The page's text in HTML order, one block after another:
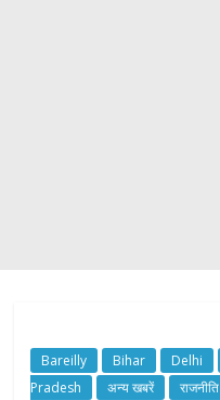
Bareilly Bihar Delhi
Pradesh
अन्य खबरें राजनीति